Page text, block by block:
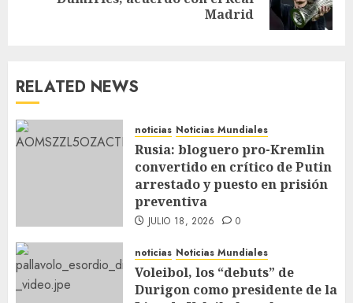
Madrid
RELATED NEWS
noticias Noticias Mundiales
Rusia: bloguero pro-Kremlin
convertido en crítico de Putin
arrestado y puesto en prisión
preventiva
JULIO 18, 2026 0
noticias Noticias Mundiales
Voleibol, los “debuts” de
Durigon como presidente de la